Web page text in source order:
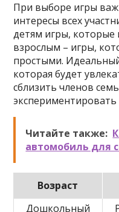
При выборе игры
интересы всех
детям игры, которые
взрослым – игры,
простыми.
которая будет
сблизить членов
Читайте также:
автомобиль для
Возраст
Дошкольный